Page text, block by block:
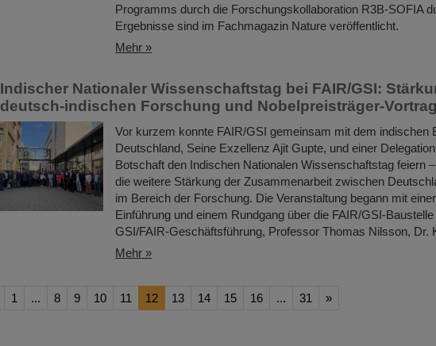
Programms durch die Forschungskollaboration R3B-SOFIA
Ergebnisse sind im Fachmagazin Nature veröffentlicht.
Mehr »
Indischer Nationaler Wissenschaftstag bei FAIR/GSI:
deutsch-indischen Forschung und Nobelpreisträger-Vortrag
Vor kurzem konnte FAIR/GSI gemeinsam mit dem indischen
Deutschland, Seine Exzellenz Ajit Gupte, und einer
Botschaft den Indischen Nationalen Wissenschaftstag feiern
die weitere Stärkung der Zusammenarbeit zwischen
im Bereich der Forschung. Die Veranstaltung begann mit
Einführung und einem Rundgang über die FAIR/GSI-
GSI/FAIR-Geschäftsführung, Professor Thomas Nilsson, Dr.
Mehr »
1 ... 8 9 10 11 12 13 14 15 16 ... 31 »